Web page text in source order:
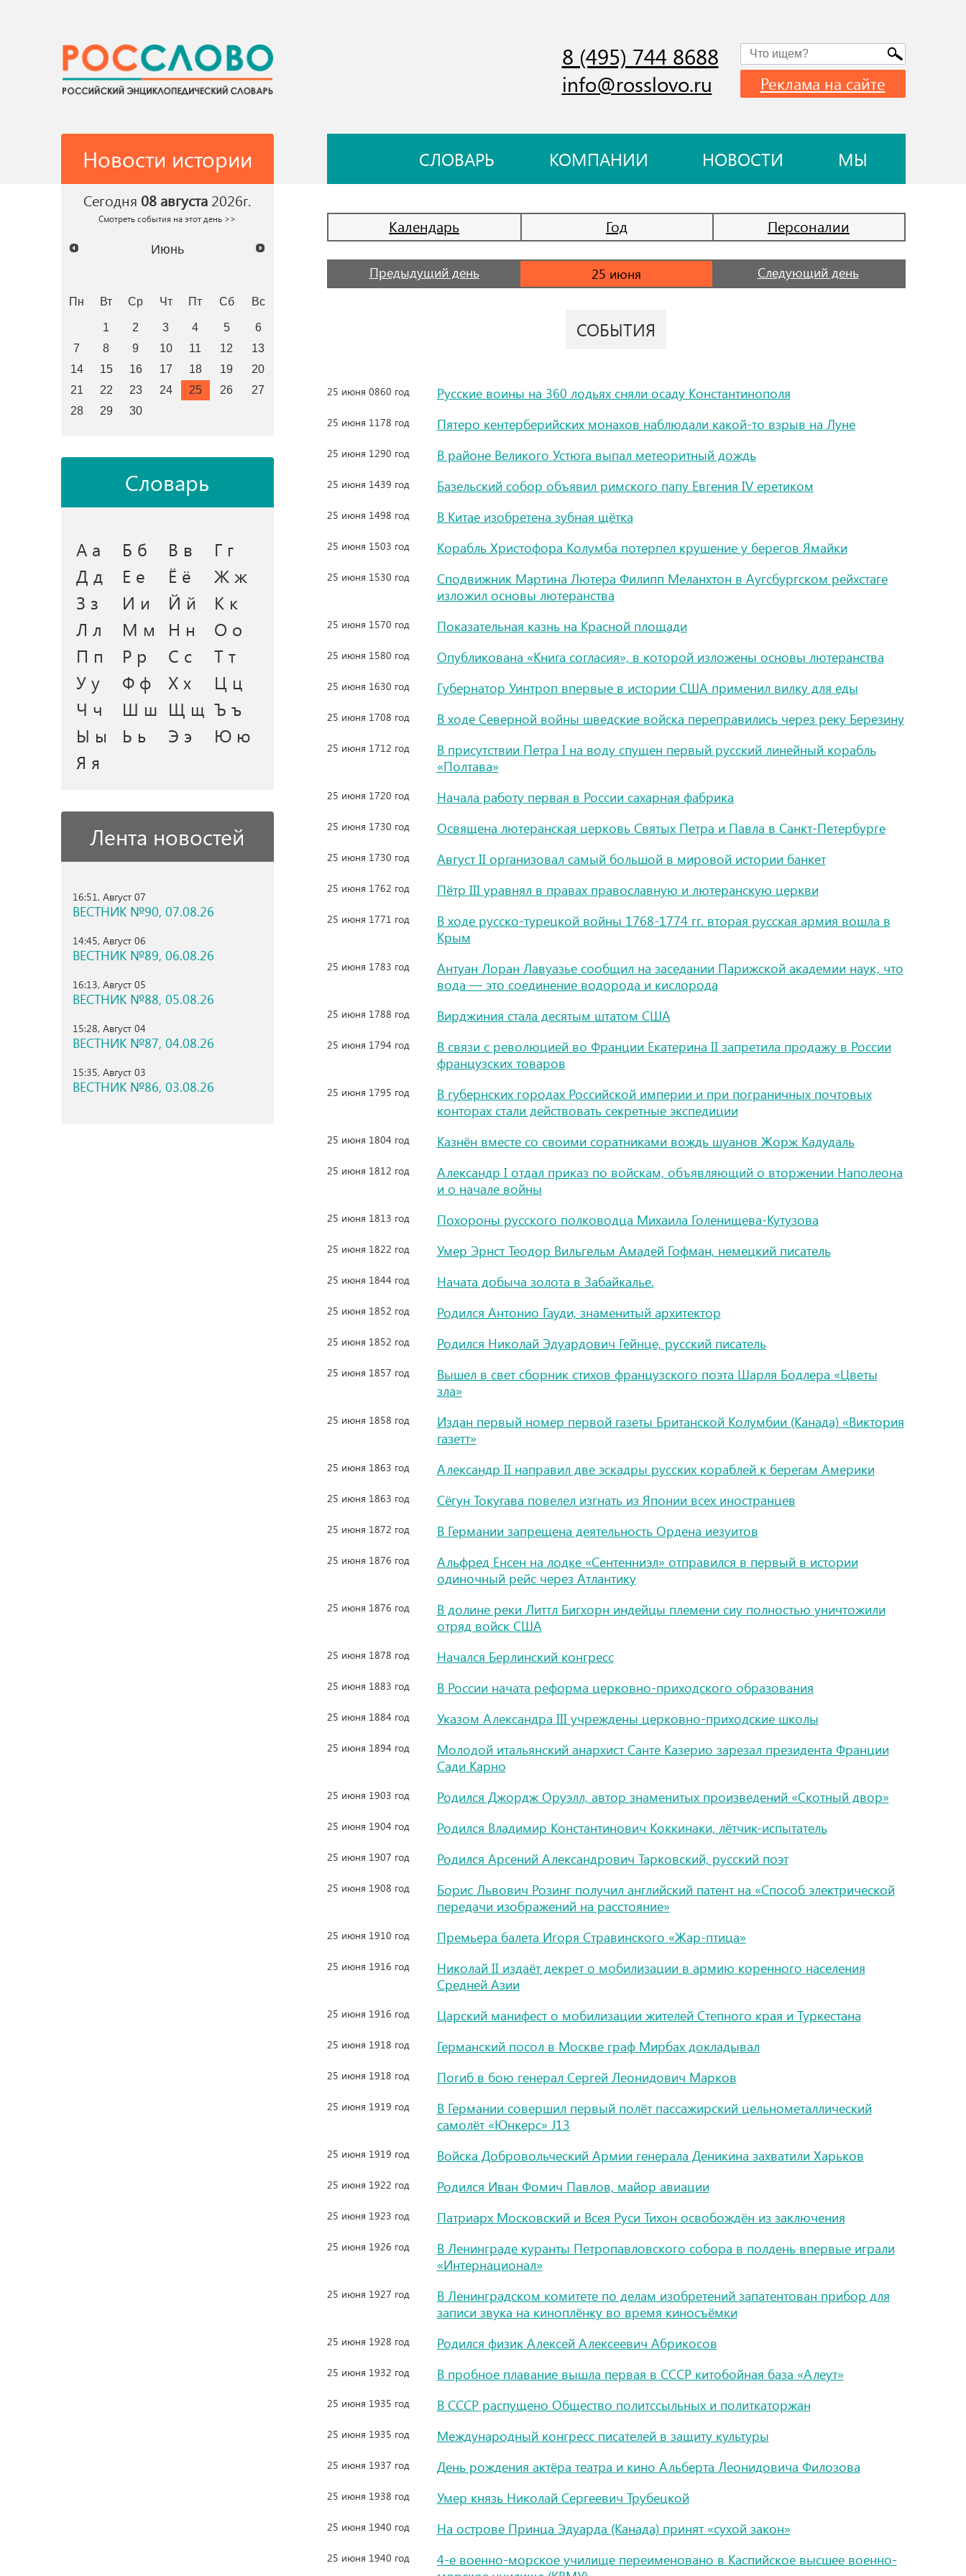
8 (495) 744 8688
info@rosslovo.ru Реклама на сайте
Новости истории СЛОВАРЬ КОМПАНИИ НОВОСТИ МЫ
Сегодня 08 августа 2026г.
Смотреть события на этот день >>
Июнь
Пн Вт Ср Чт Пт Сб Вс
1 2 3 4 5
6
7
8 9 10 11 12
13
14
15 16 17 18 19
20
21
22 23 24 25 26
27
28
29 30
Словарь
А а Б б В в
Г г
Д д
Е е Ё ё
Ж ж
З з
И и Й й
К к
Л л
М м Н н
О о
П п
Р р С с
Т т
У у
Ф ф Х х
Ц ц
Ч ч
Ш ш Щ щ Ъ ъ
Ы ы
Ь ь Э э
Ю ю
Я я
Лента новостей
16:51, Август 07
ВЕСТНИК №90, 07.08.26
14:45, Август 06
ВЕСТНИК №89, 06.08.26
16:13, Август 05
ВЕСТНИК №88, 05.08.26
15:28, Август 04
ВЕСТНИК №87, 04.08.26
15:35, Август 03
ВЕСТНИК №86, 03.08.26
Календарь Год Персоналии
Предыдущий день Следующий день
СОБЫТИЯ
25 июня 0860 год Русские воины на 360 лодьях сняли осаду Константинополя
25 июня 1178 год Пятеро кентерберийских монахов наблюдали какой-то взрыв на Луне
25 июня 1290 год В районе Великого Устюга выпал метеоритный дождь
25 июня 1439 год Базельский собор объявил римского папу Евгения IV еретиком
25 июня 1498 год В Китае изобретена зубная щётка
25 июня 1503 год Корабль Христофора Колумба потерпел крушение у берегов Ямайки
25 июня 1530 год
Сподвижник Мартина Лютера Филипп Меланхтон в Аугсбургском рейхстаге
изложил основы лютеранства
25 июня 1570 год Показательная казнь на Красной площади
25 июня 1580 год Опубликована «Книга согласия», в которой изложены основы лютеранства
25 июня 1630 год Губернатор Уинтроп впервые в истории США применил вилку для еды
25 июня 1708 год В ходе Северной войны шведские войска переправились через реку Березину
25 июня 1712 год
В присутствии Петра I на воду спущен первый русский линейный корабль
«Полтава»
25 июня 1720 год Начала работу первая в России сахарная фабрика
25 июня 1730 год Освящена лютеранская церковь Святых Петра и Павла в Санкт-Петербурге
25 июня 1730 год Август II организовал самый большой в мировой истории банкет
25 июня 1762 год Пётр III уравнял в правах православную и лютеранскую церкви
25 июня 1771 год
В ходе русско-турецкой войны 1768-1774 гг. вторая русская армия вошла в
Крым
25 июня 1783 год
Антуан Лоран Лавуазье сообщил на заседании Парижской академии наук, что
вода — это соединение водорода и кислорода
25 июня 1788 год Вирджиния стала десятым штатом США
25 июня 1794 год
В связи с революцией во Франции Екатерина II запретила продажу в России
французских товаров
25 июня 1795 год
В губернских городах Российской империи и при пограничных почтовых
конторах стали действовать секретные экспедиции
25 июня 1804 год Казнён вместе со своими соратниками вождь шуанов Жорж Кадудаль
25 июня 1812 год
Александр I отдал приказ по войскам, объявляющий о вторжении Наполеона
и о начале войны
25 июня 1813 год Похороны русского полководца Михаила Голенищева-Кутузова
25 июня 1822 год Умер Эрнст Теодор Вильгельм Амадей Гофман, немецкий писатель
25 июня 1844 год Начата добыча золота в Забайкалье.
25 июня 1852 год Родился Антонио Гауди, знаменитый архитектор
25 июня 1852 год Родился Николай Эдуардович Гейнце, русский писатель
25 июня 1857 год
Вышел в свет сборник стихов французского поэта Шарля Бодлера «Цветы
зла»
25 июня 1858 год
Издан первый номер первой газеты Британской Колумбии (Канада) «Виктория
газетт»
25 июня 1863 год Александр II направил две эскадры русских кораблей к берегам Америки
25 июня 1863 год Сёгун Токугава повелел изгнать из Японии всех иностранцев
25 июня 1872 год В Германии запрещена деятельность Ордена иезуитов
25 июня 1876 год
Альфред Енсен на лодке «Сентенниэл» отправился в первый в истории
одиночный рейс через Атлантику
25 июня 1876 год
В долине реки Литтл Бигхорн индейцы племени сиу полностью уничтожили
отряд войск США
25 июня 1878 год Начался Берлинский конгресс
25 июня 1883 год В России начата реформа церковно-приходского образования
25 июня 1884 год Указом Александра III учреждены церковно-приходские школы
25 июня 1894 год
Молодой итальянский анархист Санте Казерио зарезал президента Франции
Сади Карно
25 июня 1903 год Родился Джордж Оруэлл, автор знаменитых произведений «Скотный двор»
25 июня 1904 год Родился Владимир Константинович Коккинаки, лётчик-испытатель
25 июня 1907 год Родился Арсений Александрович Тарковский, русский поэт
25 июня 1908 год
Борис Львович Розинг получил английский патент на «Способ электрической
передачи изображений на расстояние»
25 июня 1910 год Премьера балета Игоря Стравинского «Жар-птица»
25 июня 1916 год
Николай II издаёт декрет о мобилизации в армию коренного населения
Средней Азии
25 июня 1916 год Царский манифест о мобилизации жителей Степного края и Туркестана
25 июня 1918 год Германский посол в Москве граф Мирбах докладывал
25 июня 1918 год Погиб в бою генерал Сергей Леонидович Марков
25 июня 1919 год
В Германии совершил первый полёт пассажирский цельнометаллический
самолёт «Юнкерс» J13
25 июня 1919 год Войска Добровольческий Армии генерала Деникина захватили Харьков
25 июня 1922 год Родился Иван Фомич Павлов, майор авиации
25 июня 1923 год Патриарх Московский и Всея Руси Тихон освобождён из заключения
25 июня 1926 год
В Ленинграде куранты Петропавловского собора в полдень впервые играли
«Интернационал»
25 июня 1927 год
В Ленинградском комитете по делам изобретений запатентован прибор для
записи звука на киноплёнку во время киносъёмки
25 июня 1928 год Родился физик Алексей Алексеевич Абрикосов
25 июня 1932 год В пробное плавание вышла первая в СССР китобойная база «Алеут»
25 июня 1935 год В СССР распущено Общество политссыльных и политкаторжан
25 июня 1935 год Международный конгресс писателей в защиту культуры
25 июня 1937 год День рождения актёра театра и кино Альберта Леонидовича Филозова
25 июня 1938 год Умер князь Николай Сергеевич Трубецкой
25 июня 1940 год На острове Принца Эдуарда (Канада) принят «сухой закон»
25 июня 1940 год
4-е военно-морское училище переименовано в Каспийское высшее военно-